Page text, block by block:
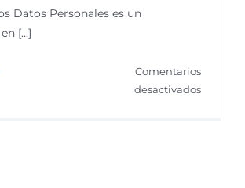
Datos Personales es un
[...]
Comentarios
desactivadosen